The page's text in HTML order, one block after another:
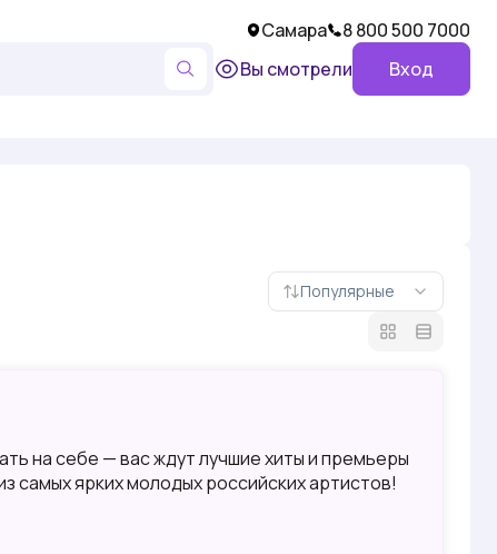
Самара
8 800 500 7000
Вы смотрели
Вход
Популярные
на себе — вас ждут лучшие хиты и премьеры
самых ярких молодых российских артистов!